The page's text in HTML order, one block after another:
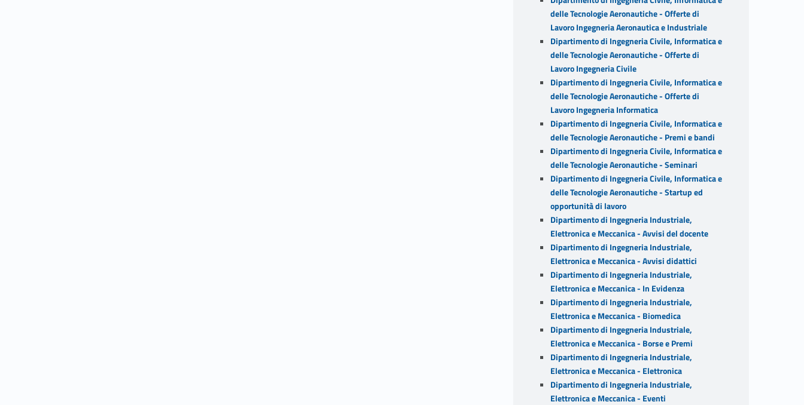
delle Tecnologie Aeronautiche - Offerte di
Lavoro Ingegneria Aeronautica e Industriale
Dipartimento di Ingegneria Civile, Informatica e
delle Tecnologie Aeronautiche - Offerte di
Lavoro Ingegneria Civile
Dipartimento di Ingegneria Civile, Informatica e
delle Tecnologie Aeronautiche - Offerte di
Lavoro Ingegneria Informatica
Dipartimento di Ingegneria Civile, Informatica e
delle Tecnologie Aeronautiche - Premi e bandi
Dipartimento di Ingegneria Civile, Informatica e
delle Tecnologie Aeronautiche - Seminari
Dipartimento di Ingegneria Civile, Informatica e
delle Tecnologie Aeronautiche - Startup ed
opportunità di lavoro
Dipartimento di Ingegneria Industriale,
Elettronica e Meccanica - Avvisi del docente
Dipartimento di Ingegneria Industriale,
Elettronica e Meccanica - Avvisi didattici
Dipartimento di Ingegneria Industriale,
Elettronica e Meccanica - In Evidenza
Dipartimento di Ingegneria Industriale,
Elettronica e Meccanica - Biomedica
Dipartimento di Ingegneria Industriale,
Elettronica e Meccanica - Borse e Premi
Dipartimento di Ingegneria Industriale,
Elettronica e Meccanica - Elettronica
Dipartimento di Ingegneria Industriale,
Elettronica e Meccanica - Eventi